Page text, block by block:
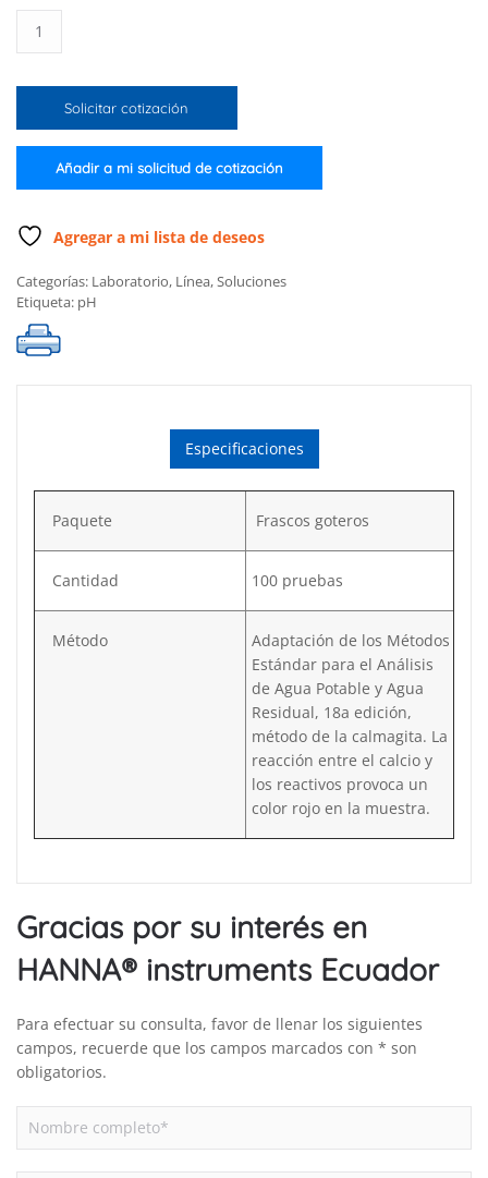
en
a
°
con
certificado
de
análisis
Solicitar cotización
Añadir a mi solicitud de cotización
Agregar a mi lista de deseos
Categorías: Laboratorio, Línea,Soluciones
Etiqueta: pH
Especificaciones
Paquete Frascos goteros
Cantidad 100 pruebas
Método
Adaptación de los Métodos
Estándar para el Análisis
de Agua Potable y Agua
Residual, 18a edición,
método de la calmagita. La
reacción entre el calcio y
los reactivos provoca un
color rojo en la muestra.
Gracias por su interés en
HANNA® instruments Ecuador
Para efectuar su consulta, favor de llenar los siguientes
campos, recuerde que los campos marcados con * son
obligatorios.